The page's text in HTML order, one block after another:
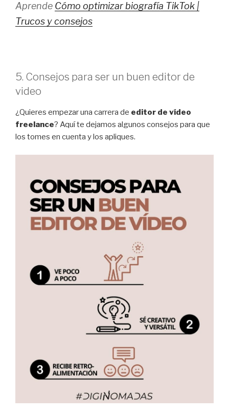
Aprende Cómo optimizar biografía TikTok |
Trucos y consejos
5. Consejos para ser un buen editor de
video
¿Quieres empezar una carrera de editor de vídeo
freelance? Aquí te dejamos algunos consejos para que
los tomes en cuenta y los apliques.